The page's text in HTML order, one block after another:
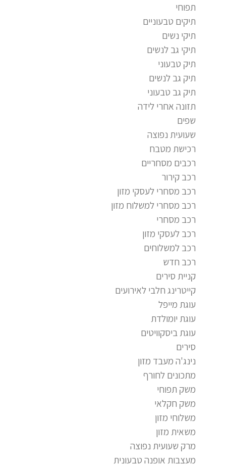
תפוחי
תיקים טבעוניים
תיקי נשים
תיקי גב לנשים
תיק טבעוני
תיק גב לנשים
תיק גב טבעוני
תזונה אחרי לידה
שפים
שעועית נפוצה
רכישת מטבח
רכבים מסחריים
רכב קירור
רכב מסחרי לעסקי מזון
רכב מסחרי למשלוח מזון
רכב מסחרי
רכב לעסקי מזון
רכב למשלוחים
רכב חדש
קניית סירים
קייטרינג חלבי לאירועים
עוגת מייפל
עוגת יומולדת
עוגת ביסקוויטים
סירים
נינג'ה מעבד מזון
מתכונים לחורף
משק תפוחי
משק חקלאי
משלוחי מזון
משאית מזון
מרק שעועית נפוצה
מעצבות אופנה טבעונית